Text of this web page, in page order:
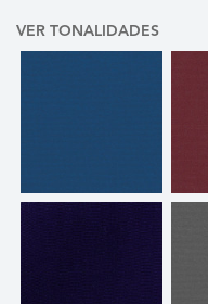
VER TONALIDADES